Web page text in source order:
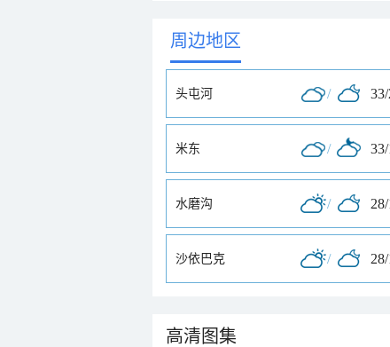
周边地区
头屯河 / 33/
米东 / 33/
水磨沟 /
沙依巴克 /
高清图集